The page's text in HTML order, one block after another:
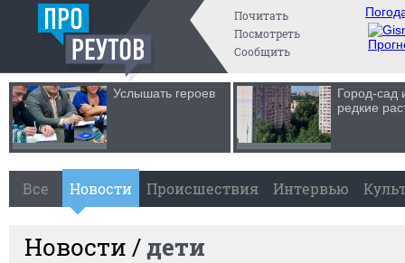
Почитать
Посмотреть
Сообщить
Услышать героев
Город-сад
редкие
Все Новости Происшествия Интервью
Новости /дети